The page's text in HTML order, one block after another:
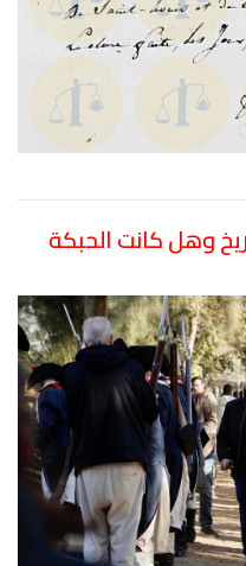
وهل كانت الحبكة